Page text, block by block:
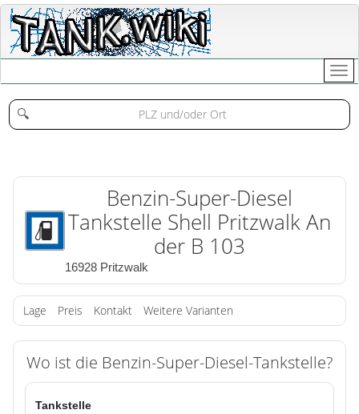
🔍
Benzin-Super-Diesel
Tankstelle Shell Pritzwalk An
der B 103
16928 Pritzwalk
Lage Preis Kontakt Weitere Varianten
Wo ist die Benzin-Super-Diesel-Tankstelle?
Tankstelle